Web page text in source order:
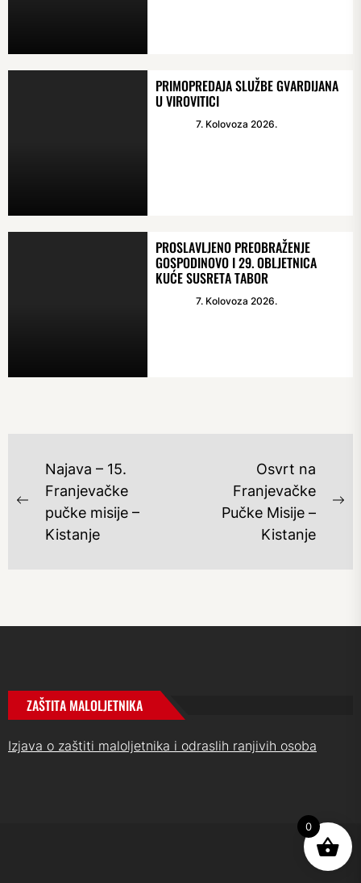
PRIMOPREDAJA SLUŽBE GVARDIJANA
U VIROVITICI
7. Kolovoza 2026.
PROSLAVLJENO PREOBRAŽENJE
GOSPODINOVO I 29. OBLJETNICA
KUĆE SUSRETA TABOR
7. Kolovoza 2026.
NAVIGACIJA
OBJAVA
Previous
post:
Najava – 15.
Franjevačke
pučke misije –
Kistanje
Osvrt na
Franjevačke
Pučke Misije –
Kistanje
ZAŠTITA MALOLJETNIKA
Izjava o zaštiti maloljetnika i odraslih ranjivih osoba
UP ↑
0